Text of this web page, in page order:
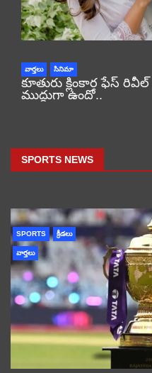
వార్తలు సినిమా
కూతురు క్లింకార ఫేస్
ముద్దుగా ఉందో..
SPORTS NEWS
SPORTS క్రీడలు
వార్తలు